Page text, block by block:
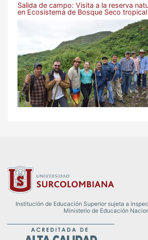
Salida de campo: Visita a la reserva
en Ecosistema de Bosque Seco tropical
Institución de Educación Superior sujeta a
Ministerio de Educación